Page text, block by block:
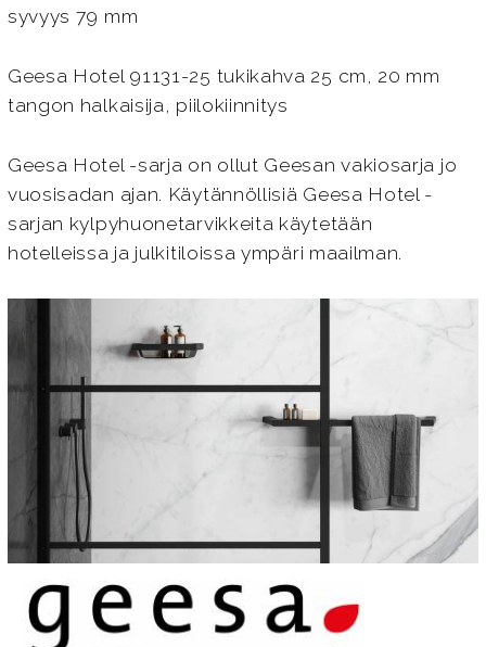
syvyys 79 mm
Geesa Hotel 91131-25 tukikahva 25 cm, 20 mm
tangon halkaisija, piilokiinnitys
Geesa Hotel -sarja on ollut Geesan vakiosarja jo
vuosisadan ajan. Käytännöllisiä Geesa Hotel -
sarjan kylpyhuonetarvikkeita käytetään
hotelleissa ja julkitiloissa ympäri maailman.